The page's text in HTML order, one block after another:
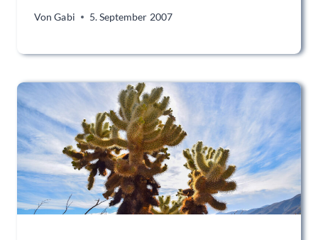
Von Gabi 5. September 2007